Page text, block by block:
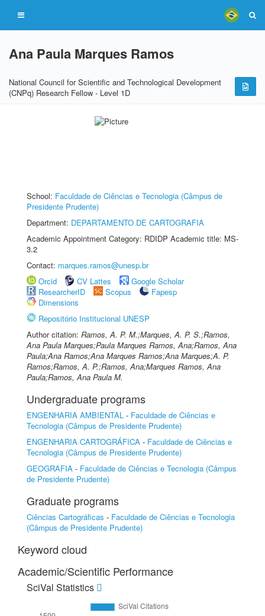
Ana Paula Marques Ramos
National Council for Scientific and Technological Development
(CNPq) Research Fellow - Level 1D
School: Faculdade de Ciências e Tecnologia (Câmpus de
Presidente Prudente)
Department: DEPARTAMENTO DE CARTOGRAFIA
Academic Appointment Category: RDIDP Academic title: MS-
3.2
Contact: marques.ramos@unesp.br
Orcid
CV Lattes
Google Scholar
ResearcherID
Scopus
Fapesp
Dimensions
Repositório Institucional UNESP
Author citation: Ramos, A. P. M.;Marques, A. P. S.;Ramos,
Ana Paula Marques;Paula Marques Ramos, Ana;Ramos, Ana
Paula;Ana Ramos;Ana Marques Ramos;Ana Marques;A. P.
Ramos;Ramos, A. P.;Ramos, Ana;Marques Ramos, Ana
Paula;Ramos, Ana Paula M.
Undergraduate programs
ENGENHARIA AMBIENTAL - Faculdade de Ciências e
Tecnologia (Câmpus de Presidente Prudente)
ENGENHARIA CARTOGRÁFICA - Faculdade de Ciências e
Tecnologia (Câmpus de Presidente Prudente)
GEOGRAFIA - Faculdade de Ciências e Tecnologia (Câmpus
de Presidente Prudente)
Graduate programs
Ciências Cartográficas - Faculdade de Ciências e Tecnologia
(Câmpus de Presidente Prudente)
Keyword cloud
Academic/Scientific Performance
SciVal Statistics